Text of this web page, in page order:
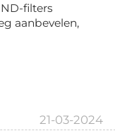
filters
aanbevelen,
21-03-2024